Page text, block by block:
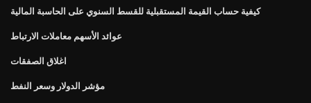
كيفية حساب القيمة المستقبلية للقسط السنوي على الحاسبة المالية
عوائد الأسهم معاملات الارتباط
اغلاق الصفقات
مؤشر الدولار وسعر النفط